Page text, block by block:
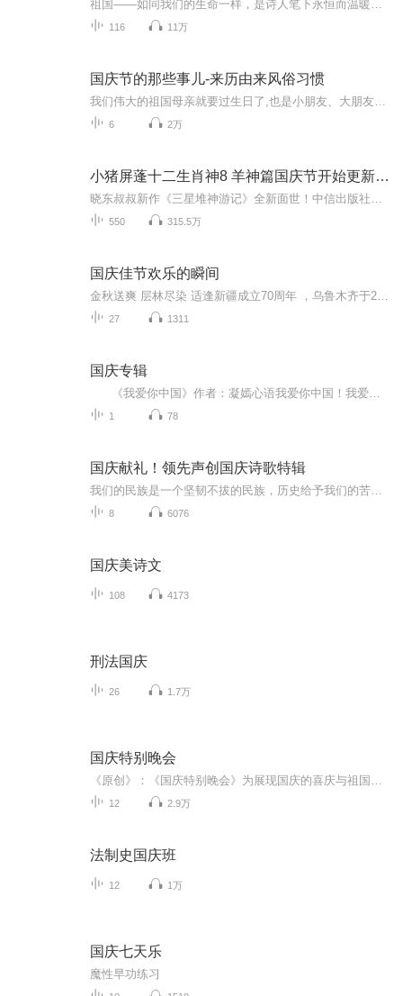
116 11万
国庆节的那些事儿-来历由来风俗习惯
6 2万
小猪屏蓬十二生肖神8 羊神篇国庆节开始更新啦！
550 315.5万
国庆佳节欢乐的瞬间
27 1311
国庆专辑
1 78
国庆献礼！领先声创国庆诗歌特辑
8 6076
国庆美诗文
108 4173
刑法国庆
26 1.7万
国庆特别晚会
12 2.9万
法制史国庆班
12 1万
国庆七天乐
魔性早功练习